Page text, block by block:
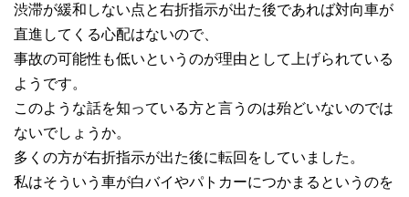
渋滞が緩和しない点と右折指示が出た後であれば対向車が
直進してくる心配はないので、
事故の可能性も低いというのが理由として上げられている
ようです。
このような話を知っている方と言うのは殆どいないのでは
ないでしょうか。
多くの方が右折指示が出た後に転回をしていました。
私はそういう車が白バイやパトカーにつかまるというのを